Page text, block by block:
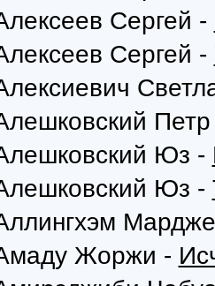
Сергей -
Сергей -
Юз -
Юз -
Жоржи -